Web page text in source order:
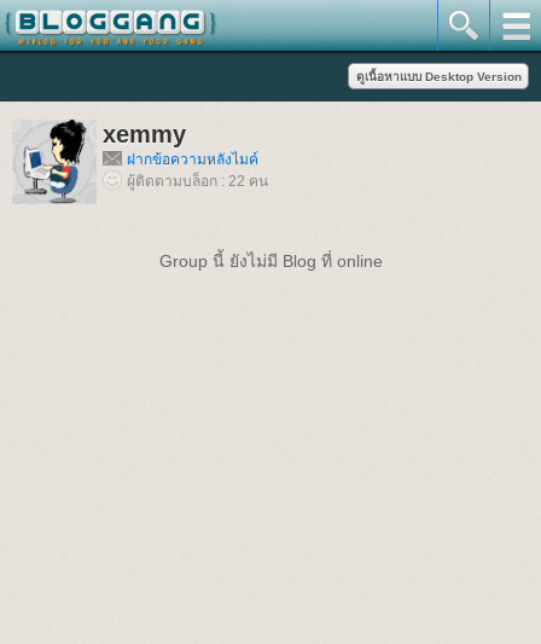
xemmy
ฝากข้อความหลังไมค์
ผู้ติดตามบล็อก : 22 คน
Group นี้ ยังไม่มี Blog ที่ online